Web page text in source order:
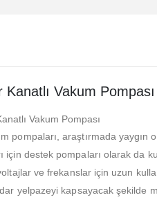
Vakum Pompası
Vakum Pompası
pompaları, araştırmada
destek pompaları olarak da
ve frekanslar için uzun
yelpazeyi kapsayacak